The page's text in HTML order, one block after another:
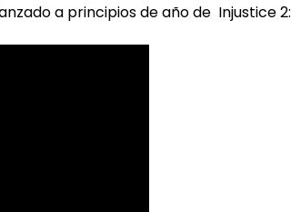
a principios de año de Injustice 2: